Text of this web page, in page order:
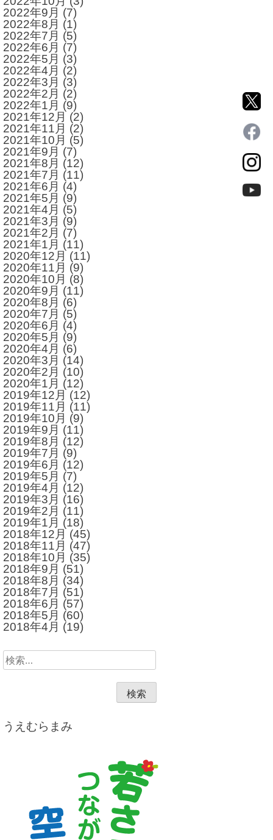
2022年9月 (7)
2022年8月 (1)
2022年7月 (5)
2022年6月 (7)
2022年5月 (3)
2022年4月 (2)
2022年3月 (3)
2022年2月 (2)
2022年1月 (9)
2021年12月 (2)
2021年11月 (2)
2021年10月 (5)
2021年9月 (7)
2021年8月 (12)
2021年7月 (11)
2021年6月 (4)
2021年5月 (9)
2021年4月 (5)
2021年3月 (9)
2021年2月 (7)
2021年1月 (11)
2020年12月 (11)
2020年11月 (9)
2020年10月 (8)
2020年9月 (11)
2020年8月 (6)
2020年7月 (5)
2020年6月 (4)
2020年5月 (9)
2020年4月 (6)
2020年3月 (14)
2020年2月 (10)
2020年1月 (12)
2019年12月 (12)
2019年11月 (11)
2019年10月 (9)
2019年9月 (11)
2019年8月 (12)
2019年7月 (9)
2019年6月 (12)
2019年5月 (7)
2019年4月 (12)
2019年3月 (16)
2019年2月 (11)
2019年1月 (18)
2018年12月 (45)
2018年11月 (47)
2018年10月 (35)
2018年9月 (51)
2018年8月 (34)
2018年7月 (51)
2018年6月 (57)
2018年5月 (60)
2018年4月 (19)
検
索:
うえむらまみ